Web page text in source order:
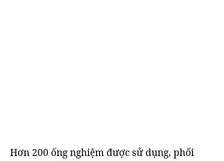
Hơn 200 ống nghiệm được sử dụng, phối